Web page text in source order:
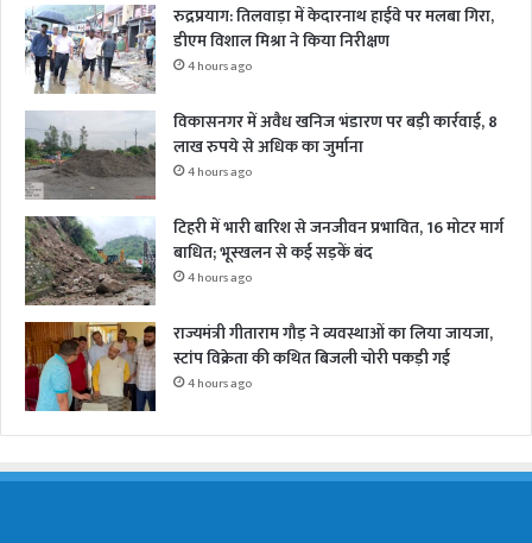
रुद्रप्रयाग: तिलवाड़ा में केदारनाथ हाईवे पर मलबा गिरा,
डीएम विशाल मिश्रा ने किया निरीक्षण
4 hours ago
विकासनगर में अवैध खनिज भंडारण पर बड़ी कार्रवाई, 8
लाख रुपये से अधिक का जुर्माना
4 hours ago
टिहरी में भारी बारिश से जनजीवन प्रभावित, 16 मोटर मार्ग
बाधित; भूस्खलन से कई सड़कें बंद
4 hours ago
राज्यमंत्री गीताराम गौड़ ने व्यवस्थाओं का लिया जायजा,
स्टांप विक्रेता की कथित बिजली चोरी पकड़ी गई
4 hours ago